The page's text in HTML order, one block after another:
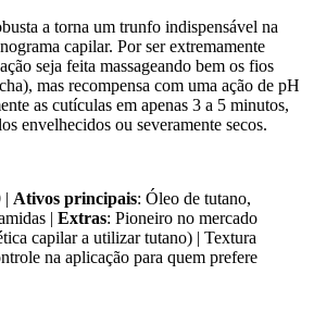
a torna um trunfo indispensável na
capilar. Por ser extremamente
seja feita massageando bem os fios
mas recompensa com uma ação de pH
as cutículas em apenas 3 a 5 minutos,
envelhecidos ou severamente secos.
| Ativos principais: Óleo de tutano,
| Extras: Pioneiro no mercado
capilar a utilizar tutano) | Textura
na aplicação para quem prefere